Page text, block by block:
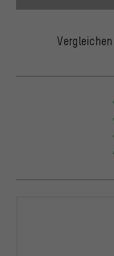
Vergleichen